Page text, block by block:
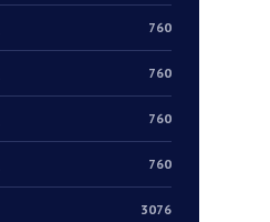
760
760
760
760
3076